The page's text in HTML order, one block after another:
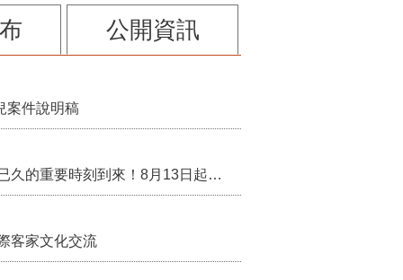
公開資訊
案件說明稿
行政院核定西拉雅族為平埔原住民族群 盼望已久的重要時刻到來！8月13日起受理民族成員名冊登記
客家文化交流